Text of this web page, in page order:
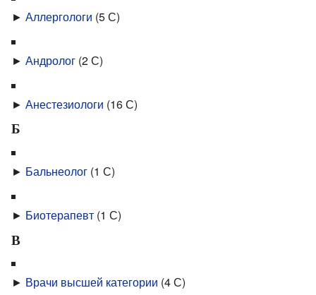
► Аллергологи (5 С)
► Андролог (2 С)
► Анестезиологи (16 С)
Б
► Бальнеолог (1 С)
► Биотерапевт (1 С)
В
► Врачи высшей категории (4 С)